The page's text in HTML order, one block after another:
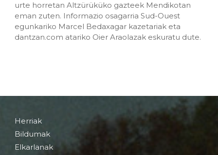
urte horretan Altzürüküko gazteek Mendikotan
eman zuten. Informazio osagarria Sud-Ouest
egunkariko Marcel Bedaxagar kazetariak eta
dantzan.com atariko Oier Araolazak eskuratu dute.
Herriak
Bildumak
Elkarlanak